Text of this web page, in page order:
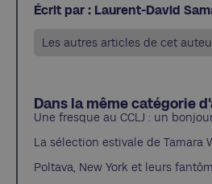
Écrit par : Laurent-David
Les autres articles de cet
Dans la même catégorie
Une fresque au CCLJ : un
La sélection estivale de Tamara
Poltava, New York et leurs